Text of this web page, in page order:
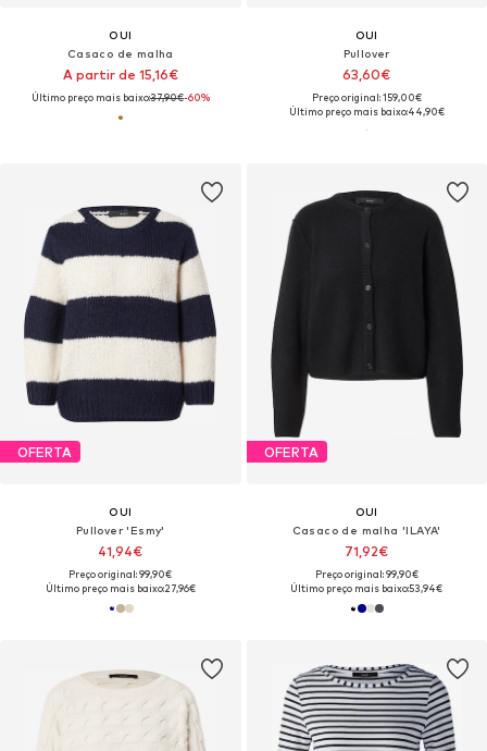
OUI
Casaco de malha
A partir de 15,16€
Último preço mais baixo:37,90€-60%
OUI
Pullover
63,60€
Preço original: 159,00€
Último preço mais baixo:44,90€
OFERTA
OUI
Pullover 'Esmy'
41,94€
Preço original: 99,90€
Último preço mais baixo:27,96€
OFERTA
OUI
Casaco de malha 'ILAYA'
71,92€
Preço original: 99,90€
Último preço mais baixo:53,94€